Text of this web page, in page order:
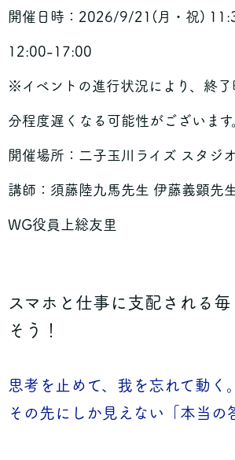
開催日時：2026/9/21(月・祝)
12:00-17:00
※イベントの進行状況により、終
分程度遅くなる可能性がございます
開催場所：二子玉川ライズ スタジ
講師：須藤陸九馬先生 伊藤義顕先
WG役員上総友里
スマホと仕事に支配される
そう！
思考を止めて、我を忘れて動く。
その先にしか見えない「本当の